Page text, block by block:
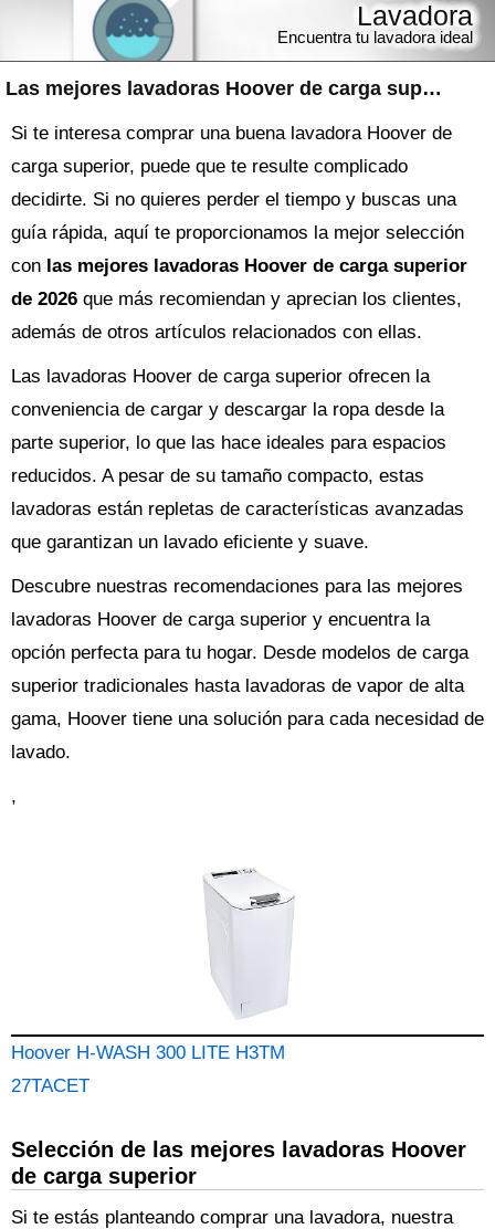
Las mejores lavadoras Hoover de carga superior
Lavadora
Encuentra tu lavadora ideal
Si te interesa comprar una buena lavadora Hoover de
carga superior, puede que te resulte complicado
decidirte. Si no quieres perder el tiempo y buscas una
guía rápida, aquí te proporcionamos la mejor selección
con las mejores lavadoras Hoover de carga superior
de 2026 que más recomiendan y aprecian los clientes,
además de otros artículos relacionados con ellas.
Las lavadoras Hoover de carga superior ofrecen la
conveniencia de cargar y descargar la ropa desde la
parte superior, lo que las hace ideales para espacios
reducidos. A pesar de su tamaño compacto, estas
lavadoras están repletas de características avanzadas
que garantizan un lavado eficiente y suave.
Descubre nuestras recomendaciones para las mejores
lavadoras Hoover de carga superior y encuentra la
opción perfecta para tu hogar. Desde modelos de carga
superior tradicionales hasta lavadoras de vapor de alta
gama, Hoover tiene una solución para cada necesidad de
lavado.
,
Hoover H-WASH 300 LITE H3TM
27TACET
Selección de las mejores lavadoras Hoover
de carga superior
Si te estás planteando comprar una lavadora, nuestra